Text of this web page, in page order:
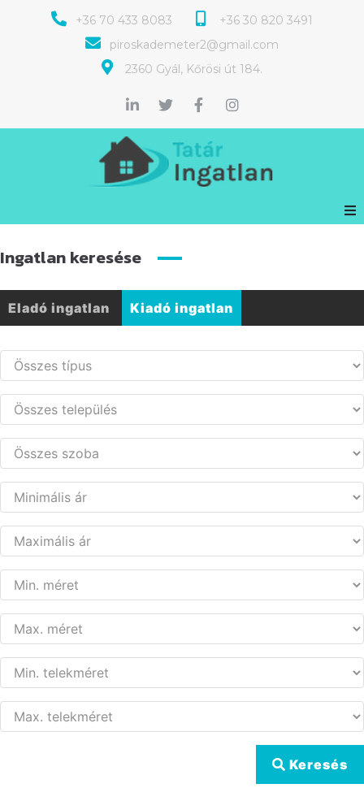
+36 70 433 8083
+36 30 820 3491
piroskademeter2@gmail.com
2360 Gyál, Kőrösi út 184.
Ingatlan keresése
Eladó ingatlan Kiadó ingatlan
Keresés